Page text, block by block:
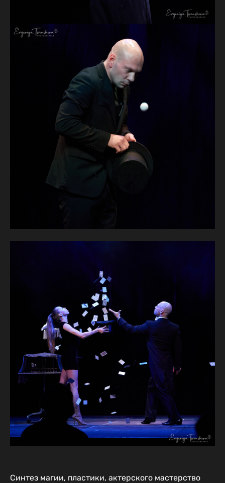
Синтез магии, пластики, актерского мастерство